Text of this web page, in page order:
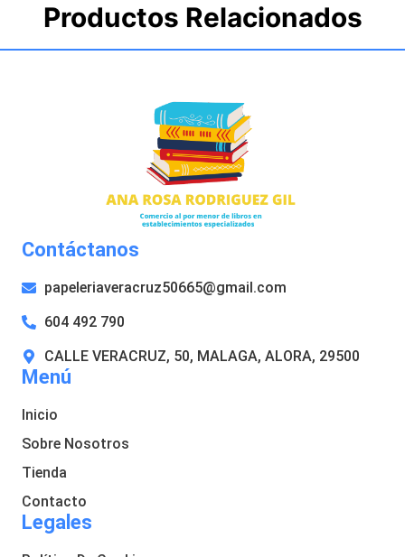
Productos Relacionados
Menú
Inicio
Sobre Nosotros
Tienda
Contacto
Legales
Contáctanos
papeleriaveracruz50665@gmail.com
604 492 790
CALLE VERACRUZ, 50, MALAGA, ALORA, 29500